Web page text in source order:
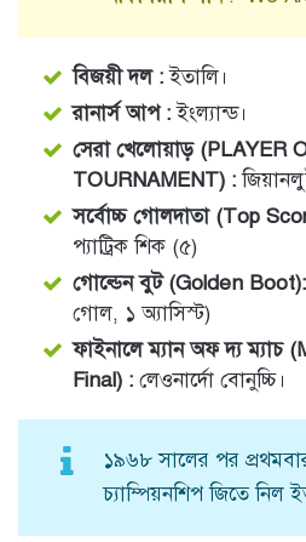
বিজয়ী দল :ইতালি।
রানার্স আপ :ইংল্যান্ড।
সেরা খেলোয়াড় (PLAYER
TOURNAMENT) :
সর্বোচ্চ গোলদাতা (Top
প্যাট্রিক শিক (৫)
গোল্ডেন বুট (Golden Boot):
গোল, ১ অ্যাসিস্ট)
ফাইনালে ম্যান অফ দ্য
Final) : লেওনার্দো বোনুচ্চি।
১৯৬৮ সালের পর
চ্যাম্পিয়নশিপ জিতে নিল